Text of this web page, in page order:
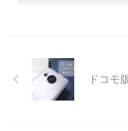
ドコモ